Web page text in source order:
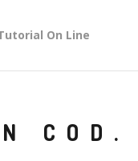
On Line